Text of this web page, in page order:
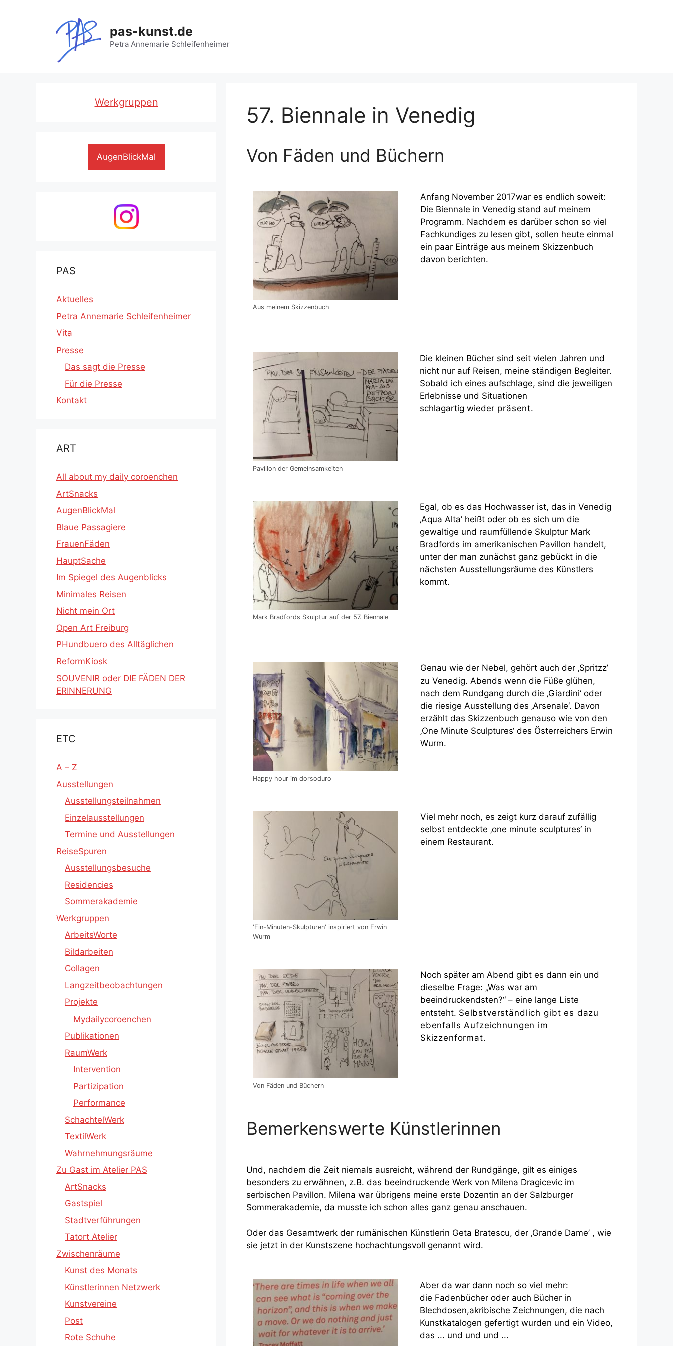
pas-kunst.de
Petra Annemarie Schleifenheimer
57. Biennale in Venedig
Von Fäden und Büchern
Aus meinem Skizzenbuch
Anfang November 2017war es endlich soweit:
Die Biennale in Venedig stand auf meinem
Programm. Nachdem es darüber schon so viel
Fachkundiges zu lesen gibt, sollen heute einmal
ein paar Einträge aus meinem Skizzenbuch
davon berichten.
Pavillon der Gemeinsamkeiten
Die kleinen Bücher sind seit vielen Jahren und
nicht nur auf Reisen, meine ständigen Begleiter.
Sobald ich eines aufschlage, sind die jeweiligen
Erlebnisse und Situationen
schlagartigwieder präsent.
Mark Bradfords Skulptur auf der 57. Biennale
Egal, ob es das Hochwasser ist, das in Venedig
‚Aqua Alta’ heißt oder ob es sich um die
gewaltige und raumfüllende Skulptur Mark
Bradfords im amerikanischen Pavillon handelt,
unter der man zunächst ganz gebückt in die
nächsten Ausstellungsräume des Künstlers
kommt.
Happy hour im dorsoduro
Genau wie der Nebel, gehört auch der ‚Spritzz’
zu Venedig. Abends wenn die Füße glühen,
nach dem Rundgang durch die ‚Giardini‘ oder
die riesige Ausstellung des ‚Arsenale‘. Davon
erzählt das Skizzenbuch genauso wie von den
‚One Minute Sculptures‘ des Österreichers Erwin
Wurm.
'Ein-Minuten-Skulpturen' inspiriert von Erwin
Wurm
Viel mehr noch, es zeigt kurz darauf zufällig
selbst entdeckte ‚one minute sculptures‘ in
einem Restaurant.
Von Fäden und Büchern
Noch später am Abend gibt es dann ein und
dieselbe Frage: „Was war am
beeindruckendsten?“ – eine lange Liste
entsteht. Selbstverständlich gibt es dazu
ebenfalls Aufzeichnungen im
Skizzenformat.
Bemerkenswerte Künstlerinnen
Und, nachdem die Zeit niemals ausreicht, während der Rundgänge, gilt es einiges
besonders zu erwähnen, z.B. das beeindruckende Werk von Milena Dragicevic im
serbischen Pavillon. Milena war übrigens meine erste Dozentin an der Salzburger
Sommerakademie, da musste ich schon alles ganz genau anschauen.
Oder das Gesamtwerk der rumänischen Künstlerin Geta Bratescu, der ‚Grande Dame’ , wie
sie jetzt in der Kunstszene hochachtungsvoll genannt wird.
Aber da war dann noch so viel mehr:
die Fadenbücher oder auch Bücher in
Blechdosen,akribische Zeichnungen, die nach
Kunstkatalogen gefertigt wurden und ein Video,
das ... und und und ...
Werkgruppen
AugenBlickMal
PAS
Aktuelles
Petra Annemarie Schleifenheimer
Vita
Presse
Das sagt die Presse
Für die Presse
Kontakt
ART
All about my daily coroenchen
ArtSnacks
AugenBlickMal
Blaue Passagiere
FrauenFäden
HauptSache
Im Spiegel des Augenblicks
Minimales Reisen
Nicht mein Ort
Open Art Freiburg
PHundbuero des Alltäglichen
ReformKiosk
SOUVENIR oder DIE FÄDEN DER
ERINNERUNG
ETC
A – Z
Ausstellungen
Ausstellungsteilnahmen
Einzelausstellungen
Termine und Ausstellungen
ReiseSpuren
Ausstellungsbesuche
Residencies
Sommerakademie
Werkgruppen
ArbeitsWorte
Bildarbeiten
Collagen
Langzeitbeobachtungen
Projekte
Mydailycoroenchen
Publikationen
RaumWerk
Intervention
Partizipation
Performance
SchachtelWerk
TextilWerk
Wahrnehmungsräume
Zu Gast im Atelier PAS
ArtSnacks
Gastspiel
Stadtverführungen
Tatort Atelier
Zwischenräume
Kunst des Monats
Künstlerinnen Netzwerk
Kunstvereine
Post
Rote Schuhe